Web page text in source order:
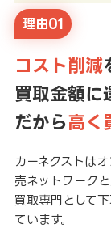
理由01
コスト削減
買取金額に
だから高く
カーネクストは
売ネットワーク
買取専門として
ています。